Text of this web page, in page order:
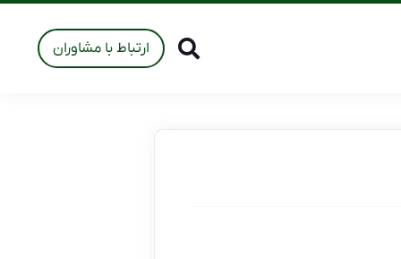
ارتباط با مشاوران